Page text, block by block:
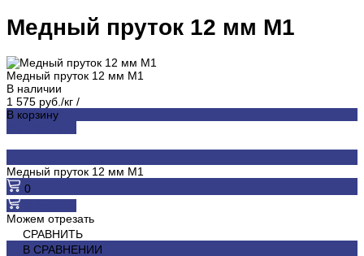
Медный пруток 12 мм М1
Медный пруток 12 мм М1
В наличии
1 575 руб./кг /
В корзину
Медный пруток 12 мм М1
0
Можем отрезать
СРАВНИТЬ
В СРАВНЕНИИ